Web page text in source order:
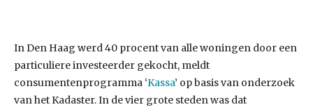
In Den Haag werd 40 procent van alle woningen door een
particuliere investeerder gekocht, meldt
consumentenprogramma ‘Kassa’ op basis van onderzoek
van het Kadaster. In de vier grote steden was dat